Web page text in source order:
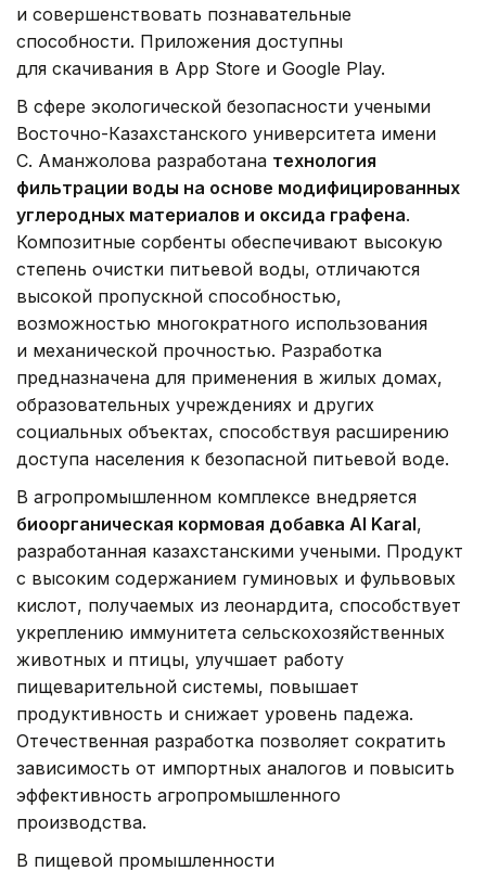
и совершенствовать познавательные
способности. Приложения доступны
для скачивания в App Store и Google Play.
В сфере экологической безопасности учеными
Восточно-Казахстанского университета имени
С. Аманжолова разработана технология
фильтрации воды на основе модифицированных
углеродных материалов и оксида графена.
Композитные сорбенты обеспечивают высокую
степень очистки питьевой воды, отличаются
высокой пропускной способностью,
возможностью многократного использования
и механической прочностью. Разработка
предназначена для применения в жилых домах,
образовательных учреждениях и других
социальных объектах, способствуя расширению
доступа населения к безопасной питьевой воде.
В агропромышленном комплексе внедряется
биоорганическая кормовая добавка Al Karal,
разработанная казахстанскими учеными. Продукт
с высоким содержанием гуминовых и фульвовых
кислот, получаемых из леонардита, способствует
укреплению иммунитета сельскохозяйственных
животных и птицы, улучшает работу
пищеварительной системы, повышает
продуктивность и снижает уровень падежа.
Отечественная разработка позволяет сократить
зависимость от импортных аналогов и повысить
эффективность агропромышленного
производства.
В пищевой промышленности